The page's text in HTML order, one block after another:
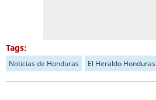
Tags:
Noticias de Honduras El Heraldo Honduras